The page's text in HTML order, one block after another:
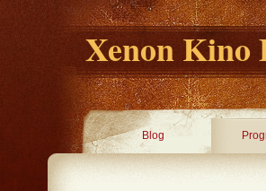
Xenon Kino
Blog